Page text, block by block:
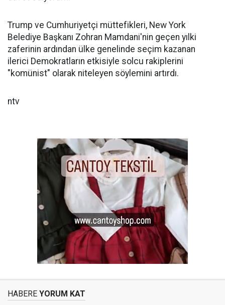
Trump ve Cumhuriyetçi müttefikleri, New York
Belediye Başkanı Zohran Mamdani'nin geçen yılki
zaferinin ardından ülke genelinde seçim kazanan
ilerici Demokratların etkisiyle solcu rakiplerini
"komünist" olarak niteleyen söylemini artırdı.
ntv
HABERE YORUM KAT